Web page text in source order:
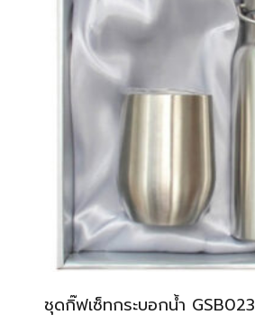
ชุดกิ๊ฟเซ็ทกระบอกน้ำ GSB023